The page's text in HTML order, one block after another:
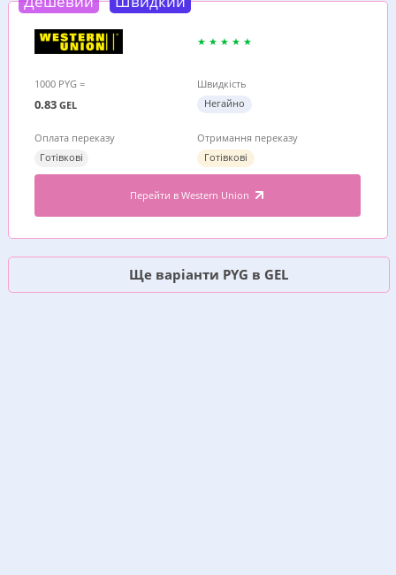
1000 PYG =
0.83 GEL
Швидкість
Негайно
Оплата переказу
Готівкові
Отримання переказу
Готівкові
Перейти в Western Union
Ще варіанти PYG в GEL